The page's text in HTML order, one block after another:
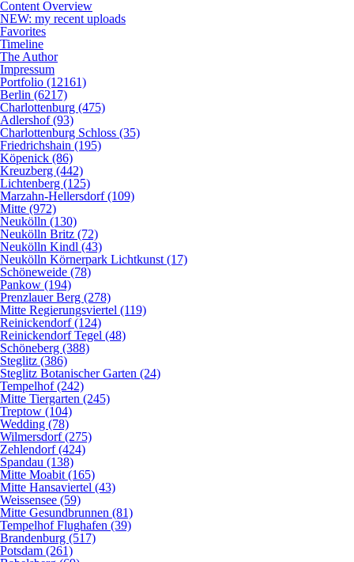
Content Overview
NEW: my recent uploads
Favorites
Timeline
The Author
Impressum
Portfolio (12161)
Berlin (6217)
Charlottenburg (475)
Adlershof (93)
Charlottenburg Schloss (35)
Friedrichshain (195)
Köpenick (86)
Kreuzberg (442)
Lichtenberg (125)
Marzahn-Hellersdorf (109)
Mitte (972)
Neukölln (130)
Neukölln Britz (72)
Neukölln Kindl (43)
Neukölln Körnerpark Lichtkunst (17)
Schöneweide (78)
Pankow (194)
Prenzlauer Berg (278)
Mitte Regierungsviertel (119)
Reinickendorf (124)
Reinickendorf Tegel (48)
Schöneberg (388)
Steglitz (386)
Steglitz Botanischer Garten (24)
Tempelhof (242)
Mitte Tiergarten (245)
Treptow (104)
Wedding (78)
Wilmersdorf (275)
Zehlendorf (424)
Spandau (138)
Mitte Moabit (165)
Mitte Hansaviertel (43)
Weissensee (59)
Mitte Gesundbrunnen (81)
Tempelhof Flughafen (39)
Brandenburg (517)
Potsdam (261)